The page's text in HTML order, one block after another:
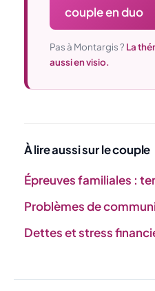
couple en duo
Pas à Montargis ? La
aussi en visio.
À lire aussi sur le couple
Épreuves familiales :
Problèmes de
Dettes et stress